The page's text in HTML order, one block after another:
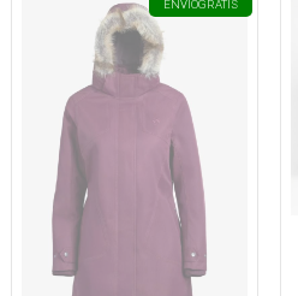
ENVÍOGRATIS